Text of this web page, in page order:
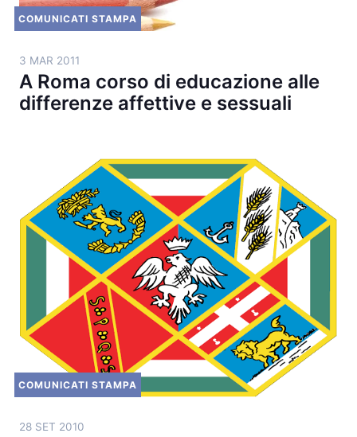
COMUNICATI STAMPA
3 MAR 2011
A Roma corso di educazione alle
differenze affettive e sessuali
COMUNICATI STAMPA
28 SET 2010